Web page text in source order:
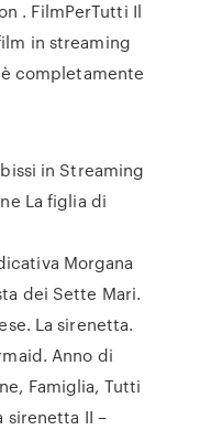
. FilmPerTutti Il
in streaming
completamente
in Streaming
La figlia di
Morgana
dei Sette Mari.
La sirenetta.
Anno di
Famiglia, Tutti
sirenetta II –